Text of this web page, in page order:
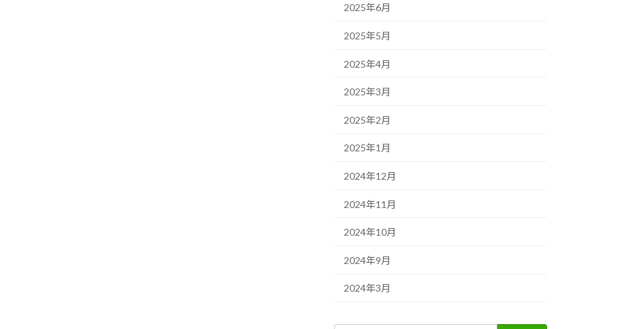
2025年6月
2025年5月
2025年4月
2025年3月
2025年2月
2025年1月
2024年12月
2024年11月
2024年10月
2024年9月
2024年3月